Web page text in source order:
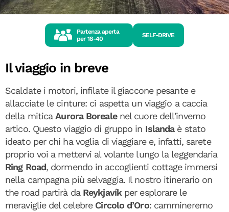
Partenza aperta
per 18-40
SELF-DRIVE
Il viaggio in breve
Scaldate i motori, infilate il giaccone pesante e
allacciate le cinture: ci aspetta un viaggio a caccia
della miticaAurora Borealenel cuore dell'inverno
artico. Questo viaggio di gruppo in Islandaè stato
ideato per chi ha voglia di viaggiare e, infatti, sarete
proprio voi a mettervi al volante lungo la leggendaria
Ring Road, dormendo in accoglienti cottage immersi
nella campagna più selvaggia. Il nostro itinerario on
the road partirà da Reykjavík per esplorare le
meraviglie del celebre Circolo d’Oro: cammineremo